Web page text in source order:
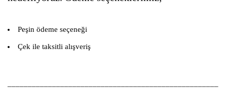
Peşin ödeme seçeneği
Çek ile taksitli alışveriş